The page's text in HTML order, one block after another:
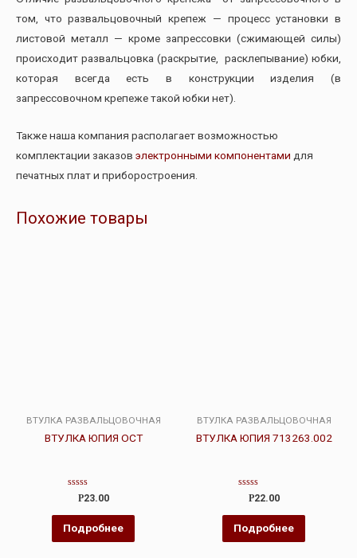
том, что развальцовочный крепеж — процесс установки в
листовой металл — кроме запрессовки (сжимающей силы)
происходит развальцовка (раскрытие, расклепывание) юбки,
которая всегда есть в конструкции изделия (в
запрессовочном крепеже такой юбки нет).
Также наша компания располагает возможностью
комплектации заказов электронными компонентами для
печатных плат и приборостроения.
Похожие товары
ВТУЛКА РАЗВАЛЬЦОВОЧНАЯ
ВТУЛКА ЮПИЯ ОСТ
Оценка
из
5
Р23.00
Подробнее
ВТУЛКА РАЗВАЛЬЦОВОЧНАЯ
ВТУЛКА ЮПИЯ 713263.002
Оценка
из
5
Р22.00
Подробнее